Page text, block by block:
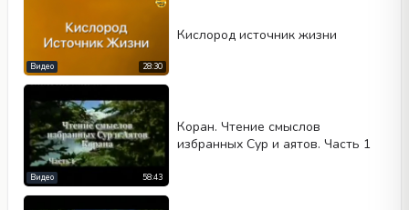
28:30
Видео
Кислород источник жизни
58:43
Видео
Коран. Чтение смыслов
избранных Сур и аятов. Часть 1